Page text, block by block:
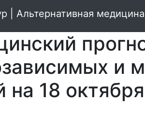
| Альтернативная медицина
и
на 18